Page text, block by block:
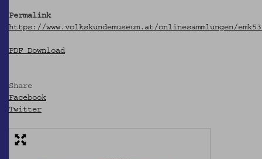
Permalink
https://www.volkskundemuseum.at/onlinesammlungen/
PDF Download
Share
Facebook
Twitter